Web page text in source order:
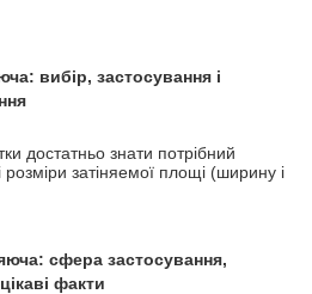
вибір, застосування і
достатньо знати потрібний
розміри затіняемої площі (ширину і
сфера застосування,
факти